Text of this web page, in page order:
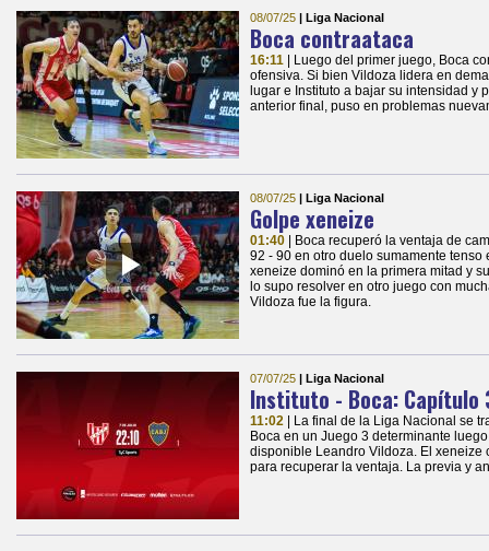
08/07/25 | Liga Nacional
Boca contraataca
16:11
| Luego del primer juego, Boca
ofensiva. Si bien Vildoza lidera en
lugar e Instituto a bajar su intensidad y
anterior final, puso en problemas
08/07/25 | Liga Nacional
Golpe xeneize
01:40
| Boca recuperó la ventaja de
92 - 90 en otro duelo sumamente
xeneize dominó en la primera mitad y
lo supo resolver en otro juego con
Vildoza fue la figura.
07/07/25 | Liga Nacional
Instituto - Boca: Capítulo
11:02
| La final de la Liga Nacional se
Boca en un Juego 3 determinante
disponible Leandro Vildoza. El
para recuperar la ventaja. La previa y